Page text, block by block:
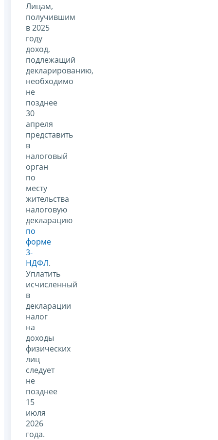
Лицам,
получившим
в 2025
году
доход,
подлежащий
декларированию,
необходимо
не
позднее
30
апреля
представить
в
налоговый
орган
по
месту
жительства
налоговую
декларацию
по
форме
3-
НДФЛ.
Уплатить
исчисленный
в
декларации
налог
на
доходы
физических
лиц
следует
не
позднее
15
июля
2026
года.